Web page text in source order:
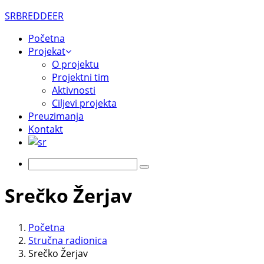
SRBREDDEER
Početna
Projekat
O projektu
Projektni tim
Aktivnosti
Ciljevi projekta
Preuzimanja
Kontakt
Srečko Žerjav
Početna
Stručna radionica
Srečko Žerjav